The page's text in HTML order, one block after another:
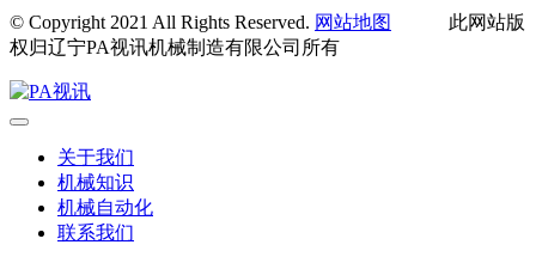
© Copyright 2021 All Rights Reserved. 网站地图
此网站版
权归辽宁PA视讯机械制造有限公司所有
关于我们
机械知识
机械自动化
联系我们